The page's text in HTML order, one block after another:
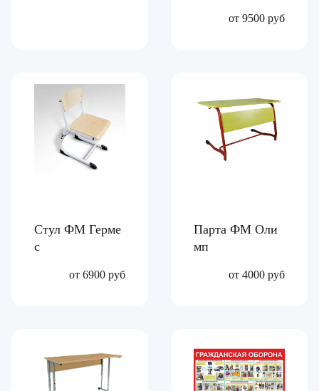
от 9500 руб
Стул ФМ Герме
с
от 6900 руб
Парта ФМ Оли
мп
от 4000 руб